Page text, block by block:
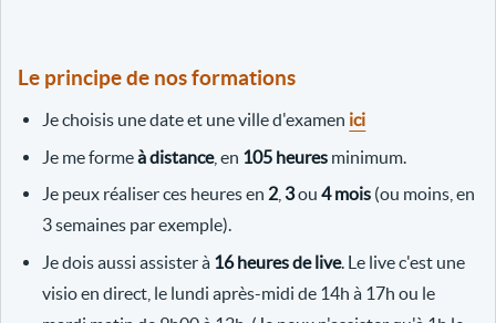
Le principe de nos formations
Je choisis une date et une ville d'examen ici
Je me formeà distance, en 105 heures minimum.
Je peux réaliser ces heures en 2 3ou4 mois (ou moins, en
3 semaines par exemple).
Je dois aussi assister à 16 heures de live. Le live c'est une
visio en direct, le lundi après-midi de 14h à 17h ou le